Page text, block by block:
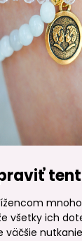
všetky ich
väčšie